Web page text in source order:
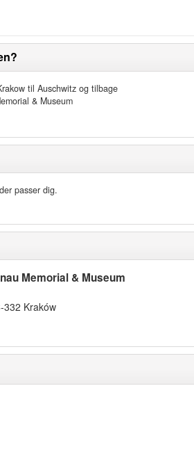
til Auschwitz og tilbage
& Museum
passer dig.
Memorial & Museum
332 Kraków